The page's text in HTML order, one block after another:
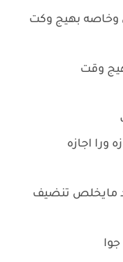
وخاصه بهيج وكت
وقت
ورا اجازه
مايخلص تنضيف